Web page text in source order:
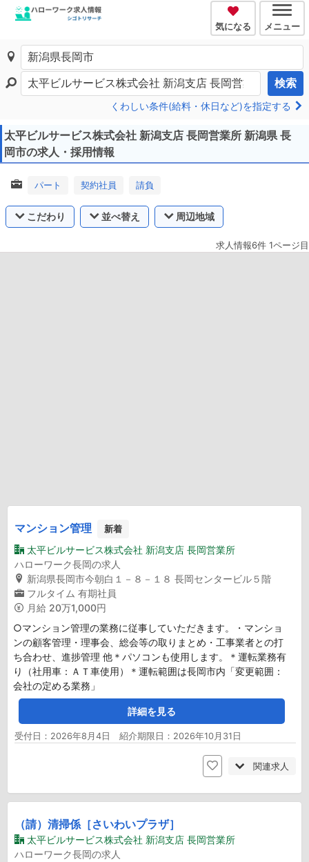
気になる メニュー
検索
くわしい条件(給料・休日など)を指定する
太平ビルサービス株式会社 新潟支店 長岡営業所 新潟県 長
岡市の求人・採用情報
パート 契約社員 請負
こだわり 並べ替え 周辺地域
求人情報6件 1ページ目
マンション管理 新着
太平ビルサービス株式会社 新潟支店 長岡営業所
ハローワーク長岡の求人
新潟県長岡市今朝白１－８－１８ 長岡センタービル５階
フルタイム 有期社員
月給 20万1,000円
○マンション管理の業務に従事していただきます。・マンショ
ンの顧客管理・理事会、総会等の取りまとめ・工事業者との打
ち合わせ、進捗管理 他＊パソコンも使用します。＊運転業務有
り（社用車：ＡＴ車使用）＊運転範囲は長岡市内「変更範囲：
会社の定める業務」
詳細を見る
受付日：2026年8月4日 紹介期限日：2026年10月31日
関連求人
（請）清掃係［さいわいプラザ］
太平ビルサービス株式会社 新潟支店 長岡営業所
ハローワーク長岡の求人